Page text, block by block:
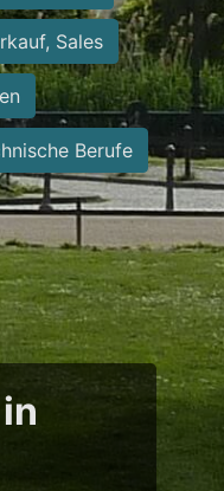
Sales
Berufe